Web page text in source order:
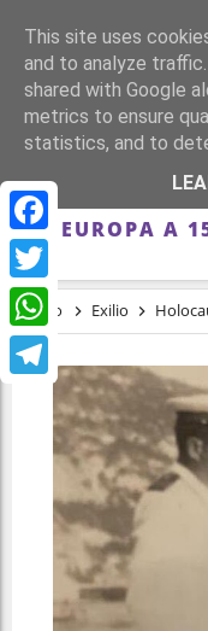
Facebook
Twitter
WhatsApp
Telegram
CAPITÁN
REPUBLICANO
DE EUROPA A
Inicio Exilio
This site uses
and to analyze
shared with Google
metrics to ensure
statistics, and to